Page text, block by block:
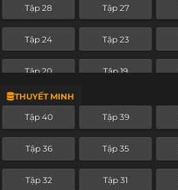
Tập 28 Tập 27
Tập 24 Tập 23
Tập 20 Tập 19
Tập 16
THUYẾT MINH
Tập 40 Tập 39
Tập 36 Tập 35
Tập 32 Tập 31